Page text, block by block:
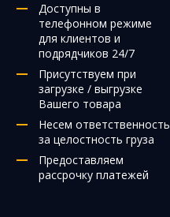
Доступны в
телефонном режиме
для клиентов и
подрядчиков 24/7
Присутствуем при
загрузке / выгрузке
Вашего товара
Несем ответственность
за целостность груза
Предоставляем
рассрочку платежей